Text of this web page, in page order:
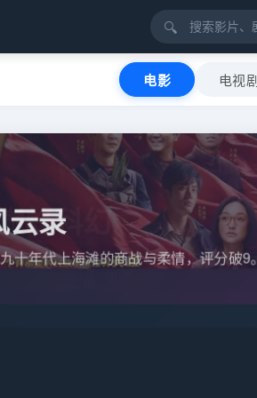
🔍
电影 电视剧
云录
十年代上海滩的商战与柔情，评分破9。